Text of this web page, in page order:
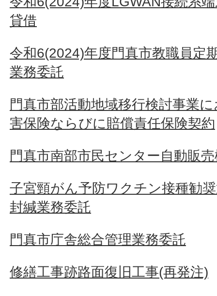
貸借
令和6(2024)年度門真市教職員定
業務委託
門真市部活動地域移行検討事業
害保険ならびに賠償責任保険契約
門真市南部市民センター自動販
子宮頸がん予防ワクチン接種勧
封緘業務委託
門真市庁舎総合管理業務委託
修繕工事跡路面復旧工事(再発注)